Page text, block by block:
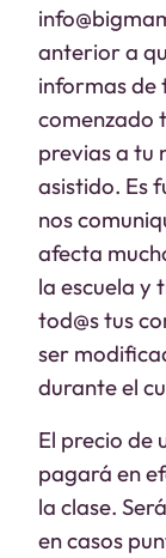
anterior a
informas de
comenzado
previas a tu
asistido. Es
nos
afecta
la escuela y
tod@s tus
ser
durante el
El precio de
pagará en
la clase.
en casos